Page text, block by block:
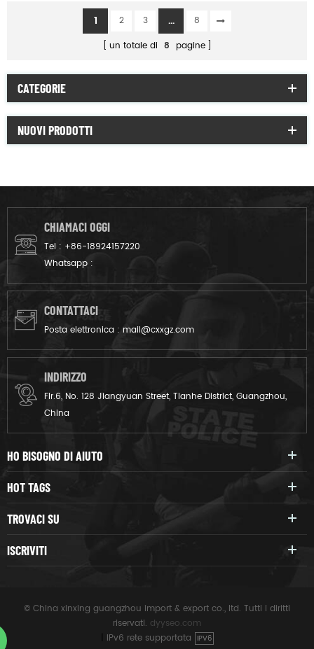
1
2 3 ...
8
un totale di 8 pagine
CATEGORIE
NUOVI PRODOTTI
CHIAMACI OGGI
Tel : +86-18924157220
Whatsapp :
CONTATTACI
Posta elettronica : mail@cxxgz.com
INDIRIZZO
Flr.6, No. 128 Jiangyuan Street, Tianhe District, Guangzhou,
China
HO BISOGNO DI AIUTO
HOT TAGS
TROVACI SU
ISCRIVITI
© China xinxing guangzhou import & export co., ltd. Tutti i diritti
riservati. dyyseo.com
IPv6 rete supportata IPV6